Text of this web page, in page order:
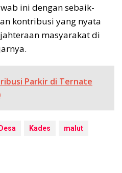
ini dengan sebaik-
kontribusi yang nyata
masyarakat di
Parkir di Ternate
Kades malut